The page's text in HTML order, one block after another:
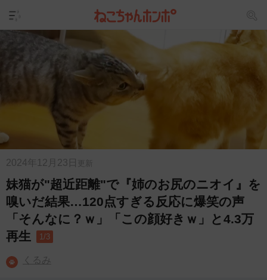
2024年12月23日 更新
妹猫が"超近距離"で『姉のお尻のニオイ』を
嗅いだ結果…120点すぎる反応に爆笑の声
「そんなに？ｗ」「この顔好きｗ」と4.3万
再生
1/3
くるみ